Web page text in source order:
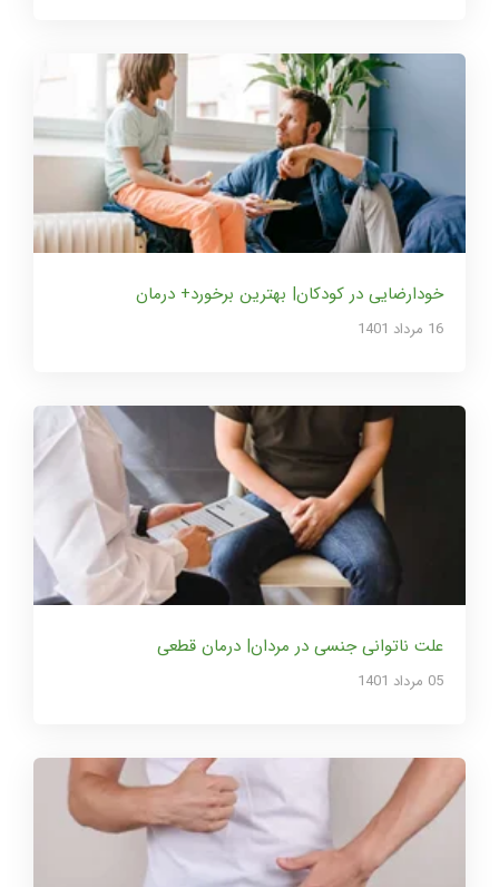
خودارضایی در کودکان| بهترین برخورد+ درمان
16 مرداد 1401
علت ناتوانی جنسی در مردان| درمان قطعی
05 مرداد 1401